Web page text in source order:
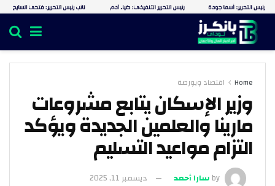
Home اقتصاد وبورصة
وزير الإسكان يتابع مشروعات
مارينا والعلمين الجديدة ويؤكد
التزام مواعيد التسليم
byسارا أحمد ديسمبر 11, 2025